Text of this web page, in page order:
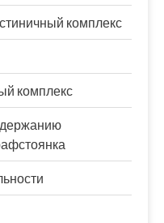
комплекс
комплекс